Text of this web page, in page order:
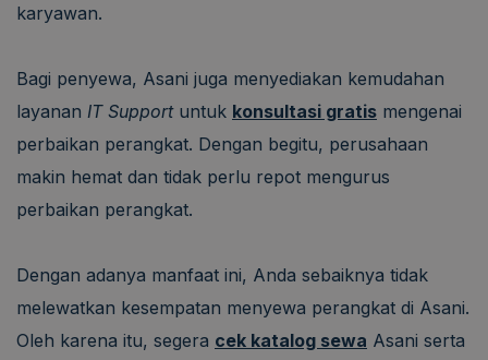
karyawan.
Bagi penyewa, Asani juga menyediakan kemudahan
layanan IT Support untuk konsultasi gratis mengenai
perbaikan perangkat. Dengan begitu, perusahaan
makin hemat dan tidak perlu repot mengurus
perbaikan perangkat.
Dengan adanya manfaat ini, Anda sebaiknya tidak
melewatkan kesempatan menyewa perangkat di Asani.
Oleh karena itu, segera cek katalog sewa Asani serta